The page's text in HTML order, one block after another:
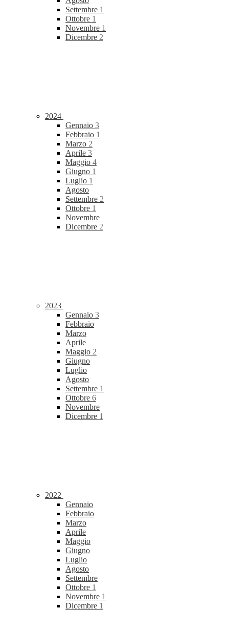
Settembre 1
Ottobre 1
Novembre 1
Dicembre 2
2024
Gennaio 3
Febbraio 1
Marzo 2
Aprile 3
Maggio 4
Giugno 1
Luglio 1
Agosto
Settembre 2
Ottobre 1
Novembre
Dicembre 2
2023
Gennaio 3
Febbraio
Marzo
Aprile
Maggio 2
Giugno
Luglio
Agosto
Settembre 1
Ottobre 6
Novembre
Dicembre 1
2022
Gennaio
Febbraio
Marzo
Aprile
Maggio
Giugno
Luglio
Agosto
Settembre
Ottobre 1
Novembre 1
Dicembre 1